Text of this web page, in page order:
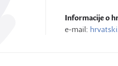
Informacije o
e-mail: